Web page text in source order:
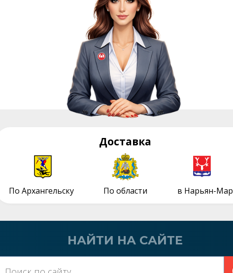
Доставка
По Архангельску в Нарьян-Мар
По области
НАЙТИ НА САЙТЕ